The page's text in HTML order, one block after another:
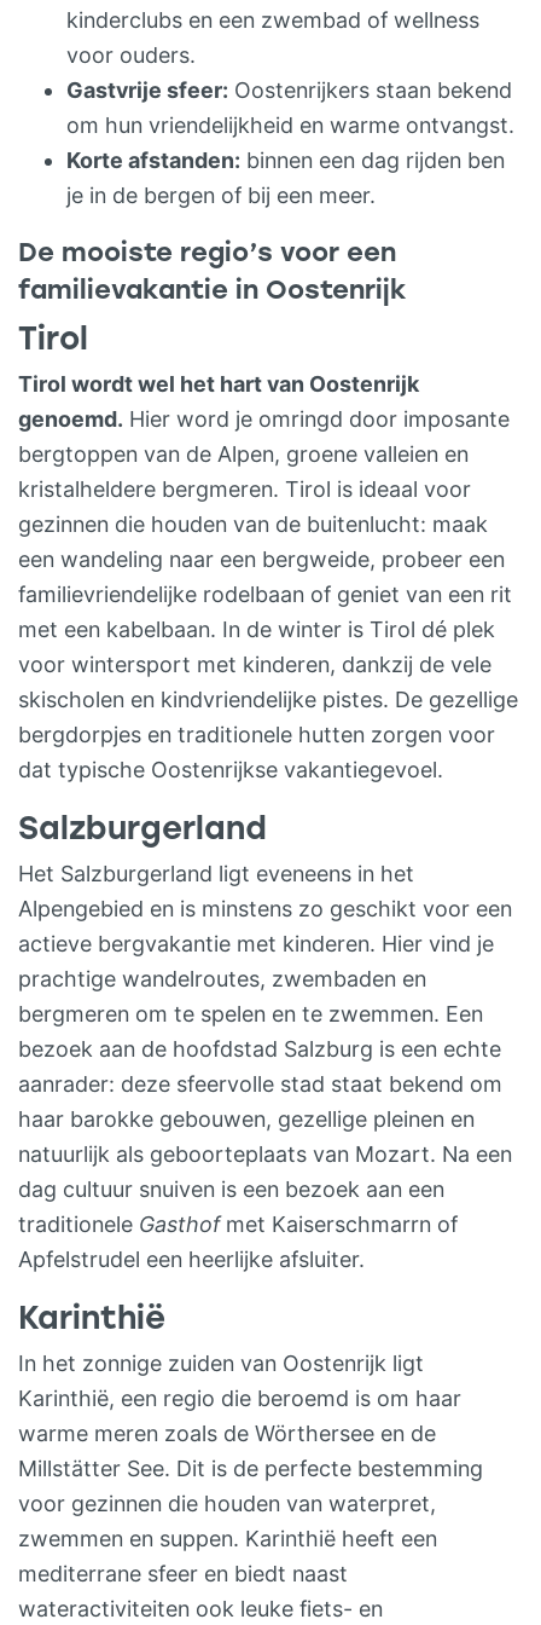
geen berggids of reisleider nodig hebt, is
deze tocht – in vergelijking met
georganiseerde tochten – veel goedkoper.
7. De tocht is helemaal gericht op
gezinnen.
max. 4 gezinsleden) GEZAMENLIJKE
RUIMTES Naast je fijne appartement kun
je als gezin gebruik maken van: de
speelruimte voor de kids de Stube: de
gezamenlijke ruimte vol knusse zithoekjes
met houtkachel en spelletjes (voor het
panaramauitzicht op de bergen,
loungeterras, met picknickbanken om in
het zonnetje te genieten van jullie ontbijt
waar met hartelust gespeelt kan worden
en waar je sneeuwpoppen kunt maken of
kunt sleeën in de winter het Schuhraum:
de plek weer je binnenkomt in de Berghut
neerzetten (en in de winter je skischoenen
enkele gezamenlijke activiteiten
georganiseerd. En verder geven Hans en
Nel je heel graag tips over wat je in de
omgeving kunt ondernemen. Lijkt het jullie
wat? Heb je vragen, laat het gerust weten
als een zeer geliefd kleinschalig en
kindvriendelijk hotel gerund. En in 2021
hebben zij deze droomplek omgebouwd
tot 6 appartementen in Berghutsfeer,
waar je in de zomervakantie en
winterschoolvakanties (kerstvakantie en
kunt beleven.
kinderclubs en een zwembad of wellness
voor ouders.
Gastvrije sfeer: Oostenrijkers staan bekend
om hun vriendelijkheid en warme ontvangst.
Korte afstanden: binnen een dag rijden ben
je in de bergen of bij een meer.
De mooiste regio’s voor een
familievakantie in Oostenrijk
Tirol
Tirol wordt wel het hart van Oostenrijk
genoemd. Hier word je omringd door imposante
bergtoppen van de Alpen, groene valleien en
kristalheldere bergmeren. Tirol is ideaal voor
gezinnen die houden van de buitenlucht: maak
een wandeling naar een bergweide, probeer een
familievriendelijke rodelbaan of geniet van een rit
met een kabelbaan. In de winter is Tirol dé plek
voor wintersport met kinderen, dankzij de vele
skischolen en kindvriendelijke pistes. De gezellige
bergdorpjes en traditionele hutten zorgen voor
dat typische Oostenrijkse vakantiegevoel.
Salzburgerland
Het Salzburgerland ligt eveneens in het
Alpengebied en is minstens zo geschikt voor een
actieve bergvakantie met kinderen. Hier vind je
prachtige wandelroutes, zwembaden en
bergmeren om te spelen en te zwemmen. Een
bezoek aan de hoofdstad Salzburg is een echte
aanrader: deze sfeervolle stad staat bekend om
haar barokke gebouwen, gezellige pleinen en
natuurlijk als geboorteplaats van Mozart. Na een
dag cultuur snuiven is een bezoek aan een
traditionele Gasthofmet Kaiserschmarrn of
Apfelstrudel een heerlijke afsluiter.
Karinthië
In het zonnige zuiden van Oostenrijk ligt
Karinthië, een regio die beroemd is om haar
warme meren zoals de Wörthersee en de
Millstätter See. Dit is de perfecte bestemming
voor gezinnen die houden van waterpret,
zwemmen en suppen. Karinthië heeft een
mediterrane sfeer en biedt naast
wateractiviteiten ook leuke fiets- en